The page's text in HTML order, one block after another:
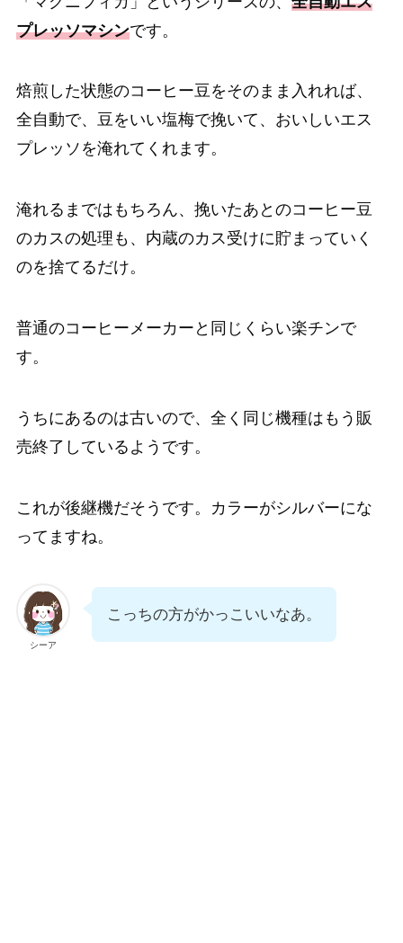
プレッソマシンです。
焙煎した状態のコーヒー豆をそのまま入れれば、
全自動で、豆をいい塩梅で挽いて、おいしいエス
プレッソを淹れてくれます。
淹れるまではもちろん、挽いたあとのコーヒー豆
のカスの処理も、内蔵のカス受けに貯まっていく
のを捨てるだけ。
普通のコーヒーメーカーと同じくらい楽チンで
す。
うちにあるのは古いので、全く同じ機種はもう販
売終了しているようです。
これが後継機だそうです。カラーがシルバーにな
ってますね。
シーア
こっちの方がかっこいいなあ。